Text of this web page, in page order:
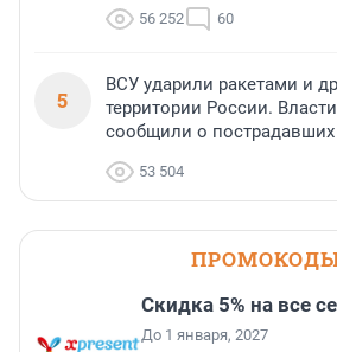
56 252 60
5
ВСУ ударили ракетами и
территории России.
сообщили о пострадавших
53 504
Скидка 5% на все
До 1 января, 2027